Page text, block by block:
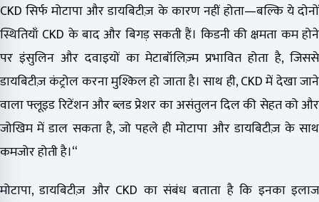
CKD सिर्फ मोटापा और डायबिटीज़ के कारण नहीं होता—बल्कि ये दोनों
स्थितियाँ CKD के बाद और बिगड़ सकती हैं। किडनी की क्षमता कम होने
पर इंसुलिन और दवाइयों का मेटाबॉलिज़्म प्रभावित होता है, जिससे
डायबिटीज़ कंट्रोल करना मुश्किल हो जाता है। साथ ही, CKD में देखा जाने
वाला फ्लूइड रिटेंशन और ब्लड प्रेशर का असंतुलन दिल की सेहत को और
जोखिम में डाल सकता है, जो पहले ही मोटापा और डायबिटीज़ के साथ
कमजोर होती है।“
मोटापा, डायबिटीज़ और CKD का संबंध बताता है कि इनका इलाज